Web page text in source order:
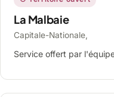
La Malbaie
Capitale-Nationale,
Service offert par